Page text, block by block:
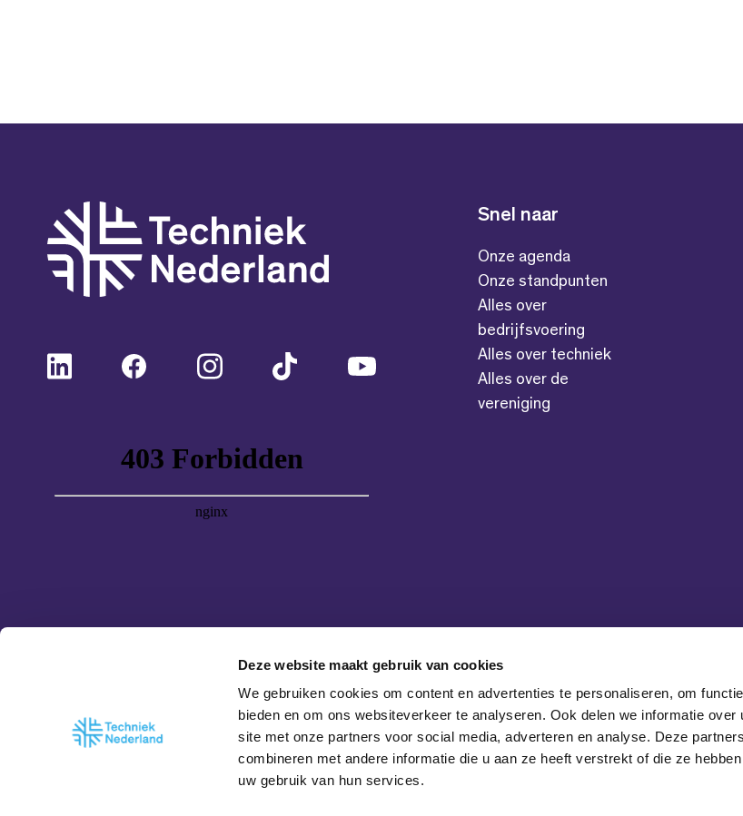
Deze website maakt gebruik van cookies
We gebruiken cookies om content en advertenties te personaliseren, om
bieden en om ons websiteverkeer te analyseren. Ook delen we informatie over
site met onze partners voor social media, adverteren en analyse. Deze
combineren met andere informatie die u aan ze heeft verstrekt of die ze
uw gebruik van hun services.
Snel naar
Onze agenda
Onze standpunten
Alles over
bedrijfsvoering
Alles over techniek
Alles over de
vereniging